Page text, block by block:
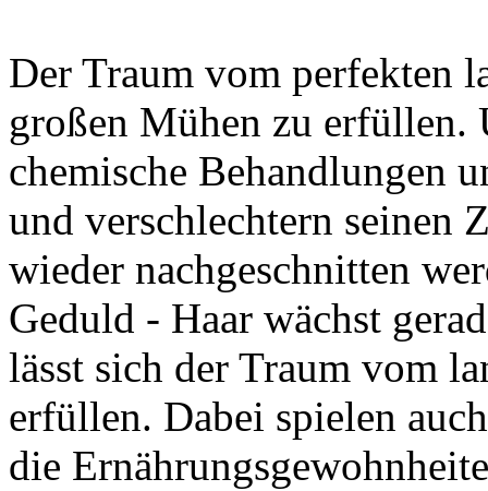
Der Traum vom perfekten
großen Mühen zu erfüllen.
chemische Behandlungen
und verschlechtern seinen
wieder nachgeschnitten
Geduld - Haar wächst
lässt sich der Traum vom
erfüllen. Dabei spielen
die